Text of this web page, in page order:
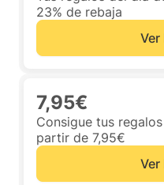
23% de rebaja
Ver
7,95€
Consigue tus
partir de 7,95€
Ver